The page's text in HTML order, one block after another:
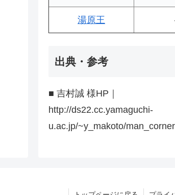
湯原王
出典・参考
■ 吉村誠 様HP｜
http://ds22.cc.yamaguchi-
u.ac.jp/~y_makoto/